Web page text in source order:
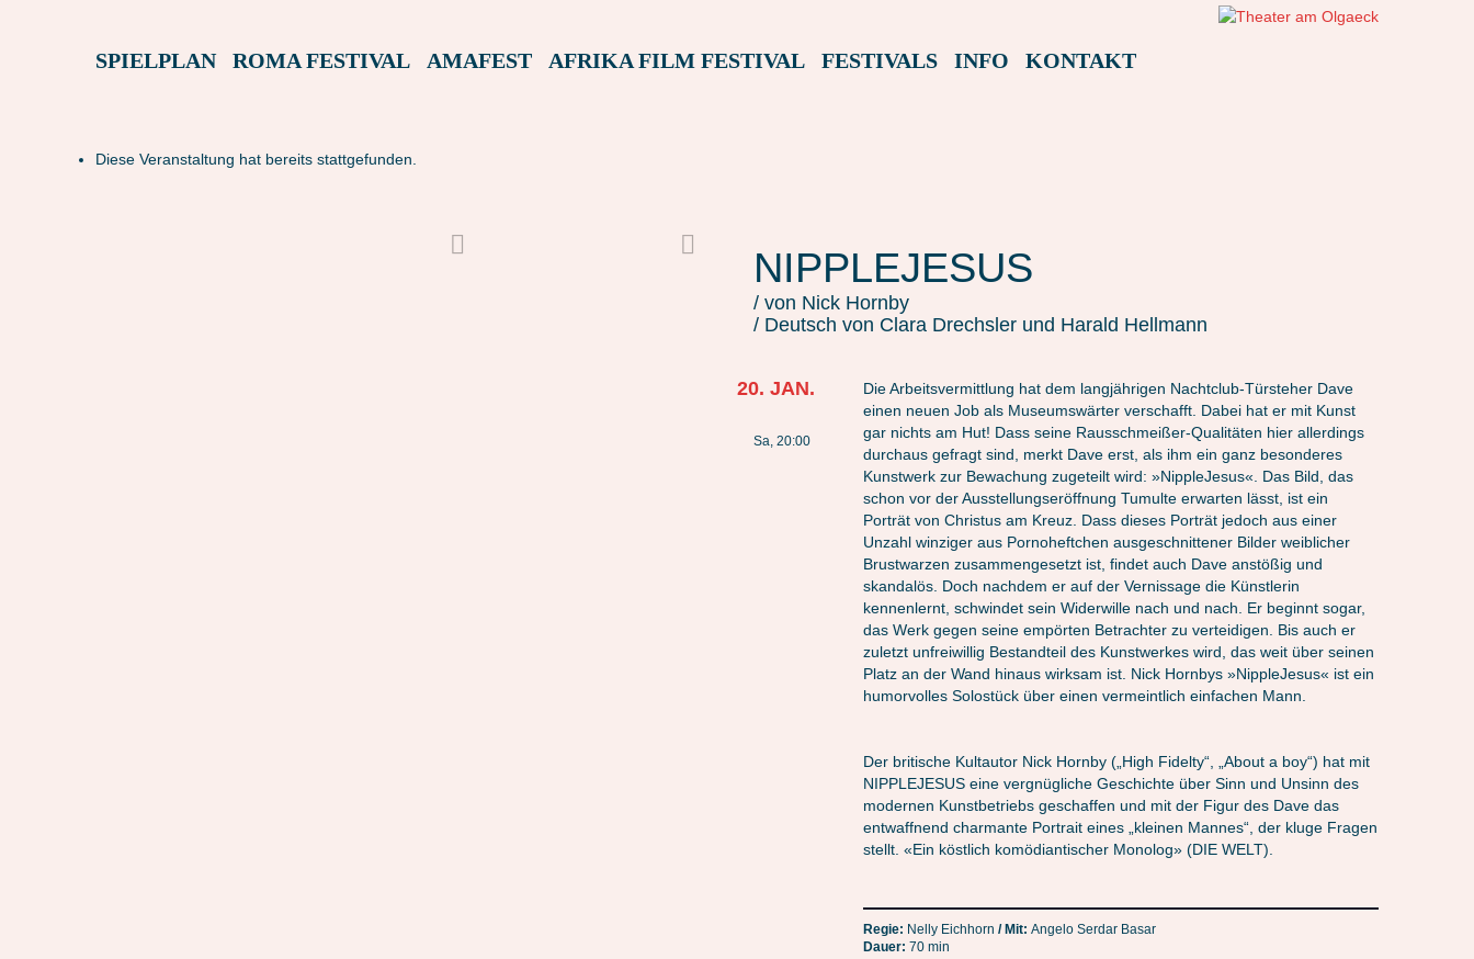
SPIELPLAN ROMA FESTIVAL AMAFEST AFRIKA FILM FESTIVAL FESTIVALS INFO KONTAKT
Diese Veranstaltung hat bereits stattgefunden.
NIPPLEJESUS
/ von Nick Hornby
/ Deutsch von Clara Drechsler und Harald Hellmann
20. JAN.
Sa, 20:00
Die Arbeitsvermittlung hat dem langjährigen Nachtclub-Türsteher Dave
einen neuen Job als Museumswärter verschafft. Dabei hat er mit Kunst
gar nichts am Hut! Dass seine Rausschmeißer-Qualitäten hier allerdings
durchaus gefragt sind, merkt Dave erst, als ihm ein ganz besonderes
Kunstwerk zur Bewachung zugeteilt wird: »NippleJesus«. Das Bild, das
schon vor der Ausstellungseröffnung Tumulte erwarten lässt, ist ein
Porträt von Christus am Kreuz. Dass dieses Porträt jedoch aus einer
Unzahl winziger aus Pornoheftchen ausgeschnittener Bilder weiblicher
Brustwarzen zusammengesetzt ist, findet auch Dave anstößig und
skandalös. Doch nachdem er auf der Vernissage die Künstlerin
kennenlernt, schwindet sein Widerwille nach und nach. Er beginnt sogar,
das Werk gegen seine empörten Betrachter zu verteidigen. Bis auch er
zuletzt unfreiwillig Bestandteil des Kunstwerkes wird, das weit über seinen
Platz an der Wand hinaus wirksam ist. Nick Hornbys »NippleJesus« ist ein
humorvolles Solostück über einen vermeintlich einfachen Mann.
Der britische Kultautor Nick Hornby („High Fidelty“, „About a boy“) hat mit
NIPPLEJESUS eine vergnügliche Geschichte über Sinn und Unsinn des
modernen Kunstbetriebs geschaffen und mit der Figur des Dave das
entwaffnend charmante Portrait eines „kleinen Mannes“, der kluge Fragen
stellt. «Ein köstlich komödiantischer Monolog» (DIE WELT).
Regie: Nelly Eichhorn / Mit: Angelo Serdar Basar
Dauer: 70 min